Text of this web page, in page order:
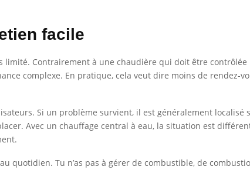
facile
limité. Contrairement à une chaudière qui doit être
complexe. En pratique, cela veut dire moins de rendez-
Si un problème survient, il est généralement
Avec un chauffage central à eau, la situation est
quotidien. Tu n’as pas à gérer de combustible, de